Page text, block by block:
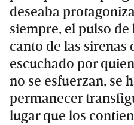
deseaba
siempre, el pulso
canto de las sirenas
escuchado por
no se esfuerzan, se
permanecer
lugar que los